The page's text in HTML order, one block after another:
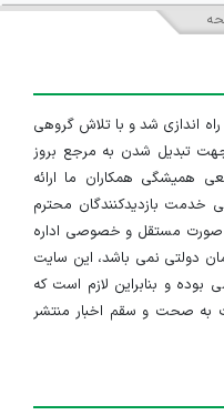
سایت ایران استخدام در تاریخ ۱۳۹۱/۱/۱۰ راه اندازی شد و با تلاش گروهی
تبدیل شدن به مرجع بروز
همیشگی همکاران ما ارائه
خدمت بازدیدکنندگان محترم
صورت مستقل و خصوصی اداره
دولتی نمی باشد، این سایت
بوده و بنابراین لازم است که
به صحت و سقم اخبار منتشر